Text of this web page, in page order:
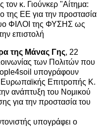
κ. Γιούνκερ "Αίτημα:
της ΕΕ για την προστασία
ΦΙΛΟΙ της ΦΥΣΗΣ ως
επιστολή
της Μάνας Γης, 22
των Πολιτών που
υπογράφουν
Επιτροπής Κ.
ανάπτυξη του Νομικού
για την προστασία του
υπογράφει ο